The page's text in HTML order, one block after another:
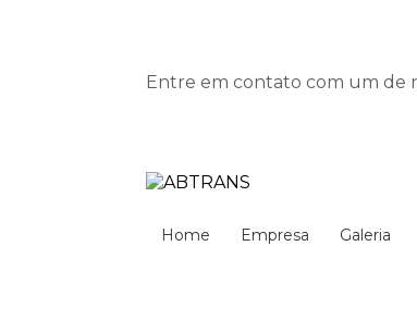
Entre em contato com um de
Home Empresa Galeria